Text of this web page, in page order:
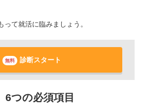
て就活に臨みましょう。
無料 診断スタート
6つの必須項目